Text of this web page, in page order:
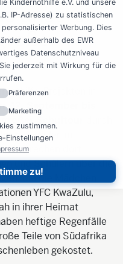
Kindernothilfe e.V. und unsere
IP-Adresse) zu statistischen
Werbung. Dies
außerhalb des EWR
Datenschutzniveau
jederzeit mit Wirkung für die
Präferenzen
Marketing
zustimmen.
Einstellungen
zu!
unseren
Projekten in
12. September bis
Schultour
Schulen in
sprechen dort
und Schülern über die
die die Mädchen
YFC KwaZulu,
in ihrer Heimat
heftige Regenfälle
Teile von Südafrika
gekostet.